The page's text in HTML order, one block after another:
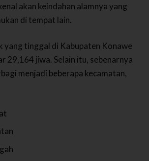
akan keindahan alamnya yang
di tempat lain.
yang tinggal di Kabupaten Konawe
29,164 jiwa. Selain itu, sebenarnya
menjadi beberapa kecamatan,